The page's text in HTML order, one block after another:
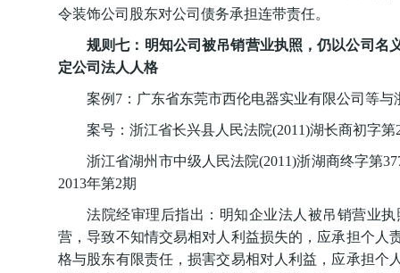
令装饰公司股东对公司债务承担连带责任。
规则七：明知公司被吊销营业执照，仍以公司名
定公司法人人格
案例7：广东省东莞市西伦电器实业有限公司等
案号：浙江省长兴县人民法院(2011)湖长商初字
浙江省湖州市中级人民法院(2011)浙湖商终字第
2013年第2期
法院经审理后指出：明知企业法人被吊销营业
营，导致不知情交易相对人利益损失的，应承担个人
格与股东有限责任，损害交易相对人利益，应承担个